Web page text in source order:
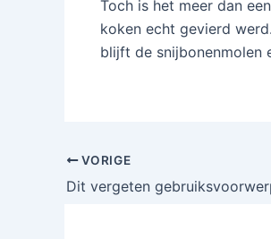
Toch is het meer dan
koken echt gevierd
blijft de snijbonenmolen
VORIGE